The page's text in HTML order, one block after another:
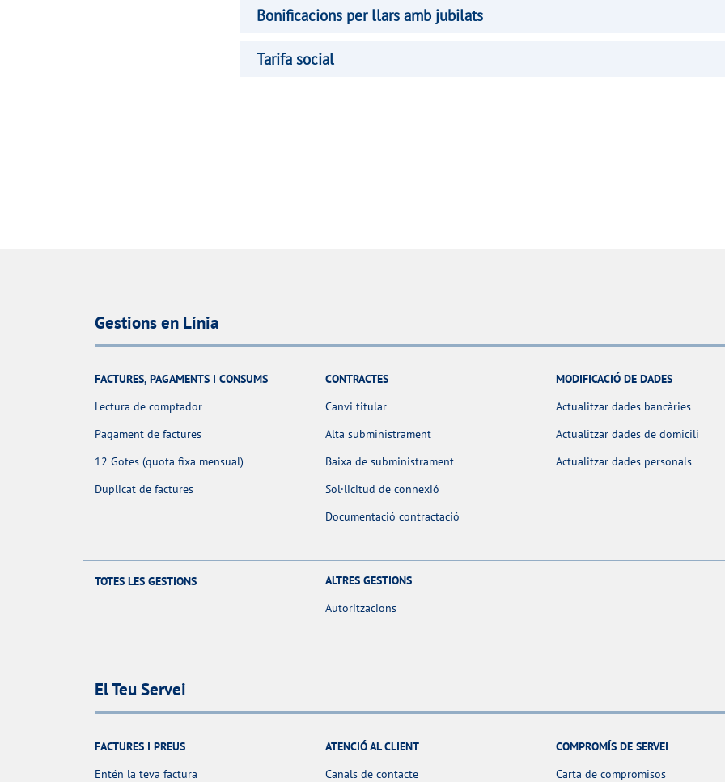
Bonificacions per llars amb jubilats
Tarifa social
Gestions en Línia
FACTURES, PAGAMENTS I CONSUMS
Lectura de comptador
Pagament de factures
12 Gotes (quota fixa mensual)
Duplicat de factures
CONTRACTES
Canvi titular
Alta subministrament
Baixa de subministrament
Sol·licitud de connexió
Documentació contractació
MODIFICACIÓ DE DADES
Actualitzar dades bancàries
Actualitzar dades de domicili
Actualitzar dades personals
TOTES LES GESTIONS
ALTRES GESTIONS
Autoritzacions
El Teu Servei
FACTURES I PREUS
Entén la teva factura
ATENCIÓ AL CLIENT
Canals de contacte
COMPROMÍS DE SERVEI
Carta de compromisos